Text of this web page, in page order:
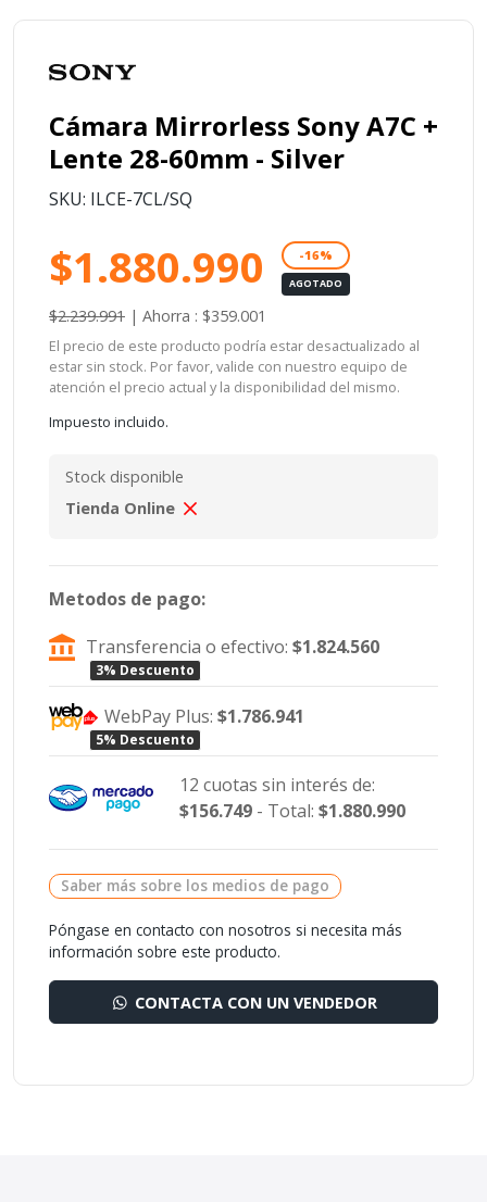
Cámara Mirrorless Sony A7C +
Lente 28-60mm - Silver
SKU: ILCE-7CL/SQ
$1.880.990 -16%
AGOTADO
$2.239.991 | Ahorra : $359.001
El precio de este producto podría estar desactualizado al
estar sin stock. Por favor, valide con nuestro equipo de
atención el precio actual y la disponibilidad del mismo.
Impuesto incluido.
Stock disponible
Tienda Online
Metodos de pago:
Transferencia o efectivo:$1.824.560
3% Descuento
WebPay Plus:$1.786.941
5% Descuento
12 cuotas sin interés de:
$156.749- Total: $1.880.990
Saber más sobre los medios de pago
Póngase en contacto con nosotros si necesita más
información sobre este producto.
CONTACTA CON UN VENDEDOR